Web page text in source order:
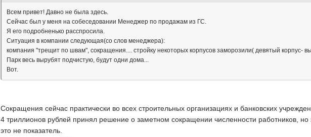
Всем привет! Давно не была здесь.
Сейчас был у меня на собеседовании Менеджер по продажам из ГС.
Я его подробненько расспросила.
Ситуация в компании следующая(со слов менеджера):
компания "трещит по швам", сокращения.... стройку некоторых корпусов заморозили( девятый корпус-
Парк весь вырубят подчистую, будут одни дома...
Вот.
Сокращения сейчас практически во всех строительных организациях и банковских
4 триллионов рублей принял решение о заметном сокращении численности работников, но
это не показатель.